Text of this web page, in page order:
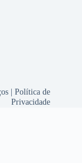
|Política de
Privacidade